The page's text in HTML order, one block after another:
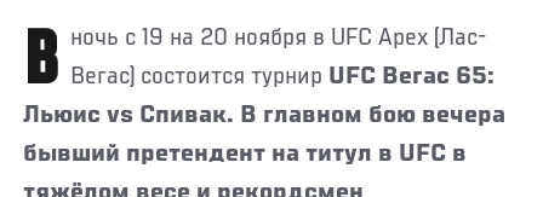
В ночь с 19 на 20 ноября в UFC Apex (Лас- Вегас) состоится турнир UFC Вегас 65:
Льюис vs Спивак. В главном бою вечера
бывший претендент на титул в UFC в